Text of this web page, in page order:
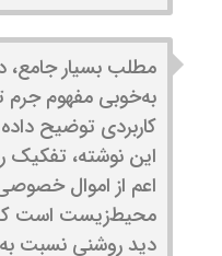
مطلب بسیار جامع،
به‌خوبی مفهوم جرم
کاربردی توضیح
این نوشته، تفکیک
اعم از اموال
محیط‌زیست است
دید روشنی نسبت